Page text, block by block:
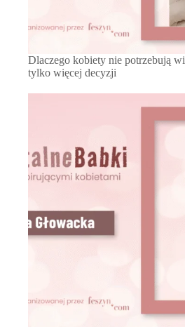
Dlaczego kobiety nie potrzebują
tylko więcej decyzji